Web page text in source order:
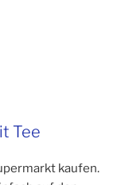
Tee
kaufen.